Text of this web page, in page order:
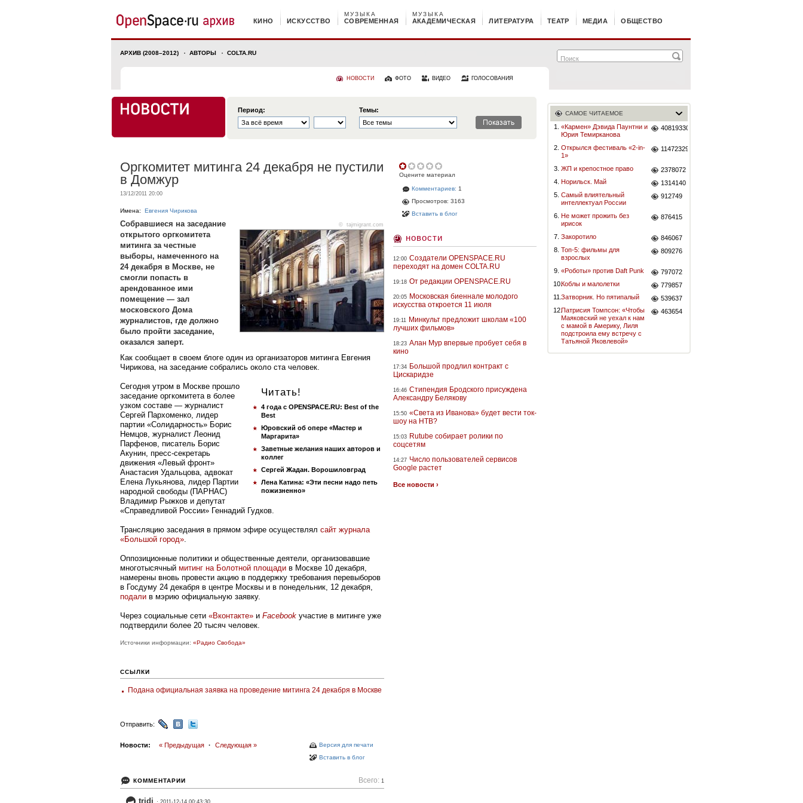
КИНО ИСКУССТВО СОВРЕМЕННАЯ
МУЗЫКА
АКАДЕМИЧЕСКАЯ
МУЗЫКА
ЛИТЕРАТУРА ТЕАТР МЕДИА ОБЩЕСТВО
АРХИВ (2008–2012) АВТОРЫ COLTA.RU
НОВОСТИ ФОТО ВИДЕО ГОЛОСОВАНИЯ
Период: Темы:
Оргкомитет митинга 24 декабря не пустили
в Домжур
13/12/2011 20:00
Имена: Евгения Чирикова
© tajmigrant.com
Собравшиеся на заседание
открытого оргкомитета
митинга за честные
выборы, намеченного на
24 декабря в Москве, не
смогли попасть в
арендованное ими
помещение — зал
московского Дома
журналистов, где должно
было пройти заседание,
оказался заперт.
​Как сообщает в своем блоге один из организаторов митинга Евгения
Чирикова, на заседание собрались около ста человек.
Читать!
4 года с OPENSPACE.RU: Best of the
Best
Юровский об опере «Мастер и
Маргарита»
Заветные желания наших авторов и
коллег
Сергей Жадан. Ворошиловград
Лена Катина: «Эти песни надо петь
пожизненно»
Сегодня утром в Москве прошло
заседание оргкомитета в более
узком составе — журналист
Сергей Пархоменко, лидер
партии «Солидарность» Борис
Немцов, журналист Леонид
Парфенов, писатель Борис
Акунин, пресс-секретарь
движения «Левый фронт»
Анастасия Удальцова, адвокат
Елена Лукьянова, лидер Партии
народной свободы (ПАРНАС)
Владимир Рыжков и депутат
«Справедливой России» Геннадий Гудков.
Трансляцию заседания в прямом эфире осуществлял сайт журнала
«Большой город».
Оппозиционные политики и общественные деятели, организовавшие
многотысячный митинг на Болотной площади в Москве 10 декабря,
намерены вновь провести акцию в поддержку требования перевыборов
в Госдуму 24 декабря в центре Москвы и в понедельник, 12 декабря,
подали в мэрию официальную заявку.
Через социальные сети «Вконтакте» и Facebook участие в митинге уже
подтвердили более 20 тысяч человек.
Источники информации: «Радио Свобода»
ССЫЛКИ
Подана официальная заявка на проведение митинга 24 декабря в Москве
Отправить:
Версия для печати
Вставить в блог
Новости: « Предыдущая · Следующая »
КОММЕНТАРИИ Всего: 1
tridi · 2011-12-14 00:43:30
Оцените материал
Комментариев: 1
Просмотров: 3163
Вставить в блог
новости
12:00 Создатели OPENSPACE.RU
переходят на домен COLTA.RU
19:18 От редакции OPENSPACE.RU
20:05 Московская биеннале молодого
искусства откроется 11 июля
19:11 Минкульт предложит школам «100
лучших фильмов»
18:23 Алан Мур впервые пробует себя в
кино
17:34 Большой продлил контракт с
Цискаридзе
16:46 Стипендия Бродского присуждена
Александру Белякову
15:50 «Света из Иванова» будет вести ток-
шоу на НТВ?
15:03 Rutube собирает ролики по
соцсетям
14:27 Число пользователей сервисов
Google растет
Все новости ›
САМОЕ ЧИТАЕМОЕ
1.
«Кармен» Дэвида Паунтни и
Юрия Темирканова
40819330
2. Открылся фестиваль «2-in-
1»
11472329
3. ЖП и крепостное право
2378072
4. Норильск. Май
1314140
5. Самый влиятельный
интеллектуал России
912749
6. Не может прожить без
ирисок
876415
7. Закоротило
846067
8. Топ-5: фильмы для
взрослых
809276
9. «Роботы» против Daft Punk
797072
10.Коблы и малолетки
779857
11.Затворник. Но пятипалый
539637
12.Патрисия Томпсон: «Чтобы
Маяковский не уехал к нам
с мамой в Америку, Лиля
подстроила ему встречу с
Татьяной Яковлевой»
463654